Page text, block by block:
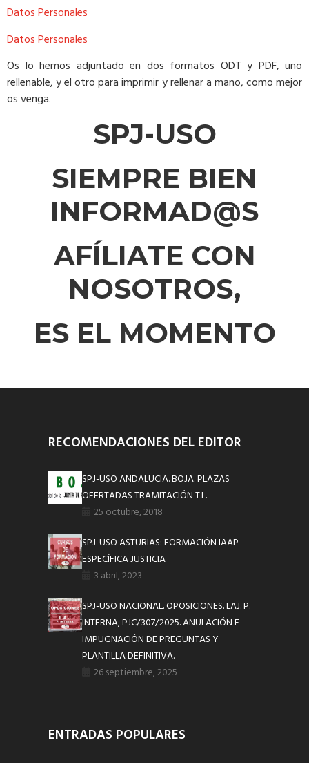
Datos Personales
Datos Personales
Os lo hemos adjuntado en dos formatos ODT y PDF, uno
rellenable, y el otro para imprimir y rellenar a mano, como mejor
os venga.
SPJ-USO
SIEMPRE BIEN
INFORMAD@S
AFÍLIATE CON
NOSOTROS,
ES EL MOMENTO
RECOMENDACIONES DEL EDITOR
SPJ-USO ANDALUCIA. BOJA. PLAZAS
OFERTADAS TRAMITACIÓN T.L.
25 octubre, 2018
SPJ-USO ASTURIAS: FORMACIÓN IAAP
ESPECÍFICA JUSTICIA
3 abril, 2023
SPJ-USO NACIONAL. OPOSICIONES. LAJ. P.
INTERNA, PJC/307/2025. ANULACIÓN E
IMPUGNACIÓN DE PREGUNTAS Y
PLANTILLA DEFINITIVA.
26 septiembre, 2025
ENTRADAS POPULARES